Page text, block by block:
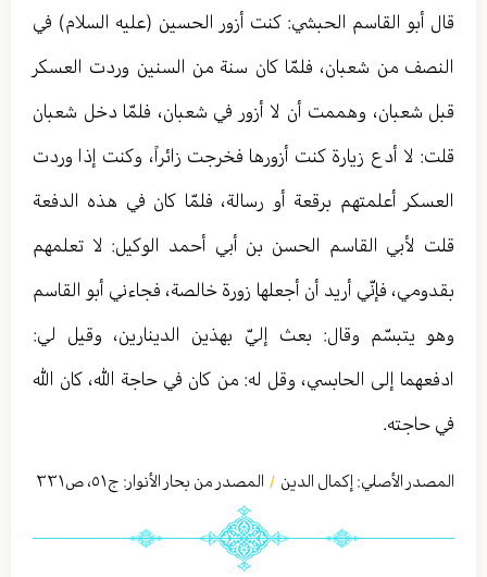
قال أبو القاسم الحبشي:‏ كنت أزور الحسين (عليه السلام) في
النصف من شعبان، فلمّا كان سنة من السنين وردت العسكر
قبل شعبان، وهممت أن لا أزور في شعبان، فلمّا دخل شعبان
قلت: لا أدع زيارة كنت أزورها فخرجت زائراً، وكنت إذا وردت
العسكر أعلمتهم برقعة أو رسالة، فلمّا كان في هذه الدفعة
قلت لأبي القاسم الحسن بن أبي أحمد الوكيل: لا تعلمهم
بقدومي، فإنّي أريد أن أجعلها زورة خالصة، فجاءني أبو القاسم
وهو يتبسّم وقال: بعث إليّ بهذين الدينارين، وقيل لي:
ادفعهما إلى الحابسي، وقل له: من كان في حاجة الله، كان الله
في حاجته.
المصدر الأصلي: إكمال الدين / المصدر من بحار الأنوار: ج٥١، ص٣٣١